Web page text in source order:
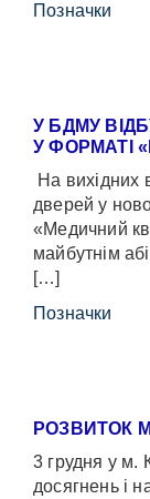
Позначки
У БДМУ
У ФОРМАТІ
На
дверей у
«Медичний
майбутнім
[…]
Позначки
РОЗВИТОК
3 грудня у м.
досягнень і